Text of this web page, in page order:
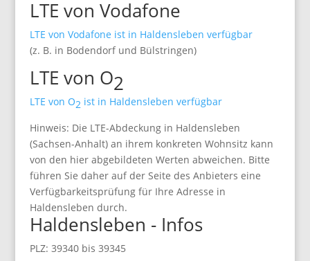
LTE von Vodafone
LTE von Vodafone ist in Haldensleben verfügbar
(z. B. in Bodendorf und Bülstringen)
LTE von O2
LTE von O2 ist in Haldensleben verfügbar
Hinweis: Die LTE-Abdeckung in Haldensleben
(Sachsen-Anhalt) an ihrem konkreten Wohnsitz kann
von den hier abgebildeten Werten abweichen. Bitte
führen Sie daher auf der Seite des Anbieters eine
Verfügbarkeitsprüfung für Ihre Adresse in
Haldensleben durch.
Haldensleben - Infos
PLZ: 39340 bis 39345